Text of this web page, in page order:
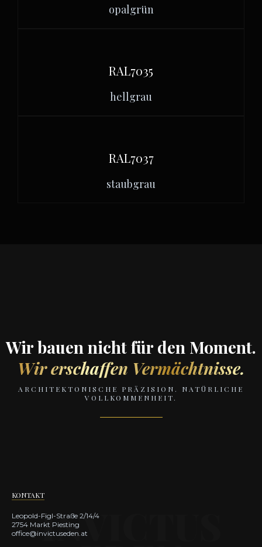
opalgrün
RAL7035
hellgrau
RAL7037
staubgrau
Wir bauen nicht für den Moment.
Wir erschaffen Vermächtnisse.
ARCHITEKTONISCHE PRÄZISION. NATÜRLICHE
VOLLKOMMENHEIT.
KONTAKT
Leopold-Figl-Straße 2/14/4
2754 Markt Piesting
office@invictuseden.at